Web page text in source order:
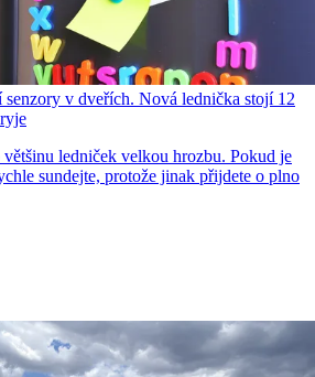
v dveřích. Nová lednička stojí 12
ledniček velkou hrozbu. Pokud je
sundejte, protože jinak přijdete o plno